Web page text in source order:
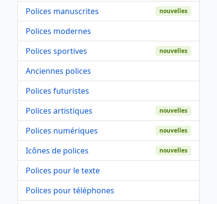
Polices manuscrites nouvelles
Polices modernes
Polices sportives
nouvelles
Anciennes polices
Polices futuristes
Polices artistiques
nouvelles
Polices numériques nouvelles
Icônes de polices nouvelles
Polices pour le texte
Polices pour téléphones